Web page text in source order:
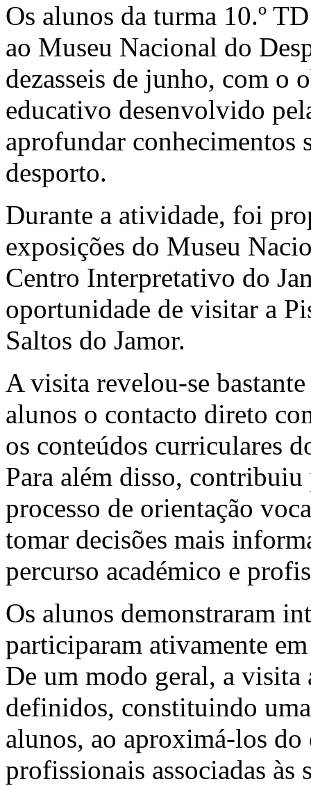
Os alunos da turma 10.º
ao Museu Nacional do
dezasseis de junho, com o
educativo desenvolvido
aprofundar conhecimentos
desporto.
Durante a atividade, foi
exposições do Museu
Centro Interpretativo do
oportunidade de visitar a
Saltos do Jamor.
A visita revelou-se
alunos o contacto direto
os conteúdos curriculares
Para além disso,
processo de orientação
tomar decisões mais
percurso académico e
Os alunos demonstraram
participaram ativamente
De um modo geral, a
definidos, constituindo
alunos, ao aproximá-los do
profissionais associadas às